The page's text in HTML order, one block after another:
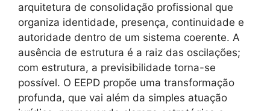
arquitetura de consolidação profissional que
organiza identidade, presença, continuidade e
autoridade dentro de um sistema coerente. A
ausência de estrutura é a raiz das oscilações;
com estrutura, a previsibilidade torna-se
possível. O EEPD propõe uma transformação
profunda, que vai além da simples atuação